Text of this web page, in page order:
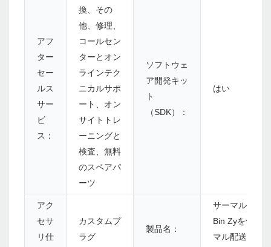
アフ
ター
セー
ルス
サー
ビ
ス：
換、その
他、修理、
コールセン
ターとオン
ラインテク
ニカルサポ
ート、オン
サイトトレ
ーニングと
検査、無料
のスペアパ
ーツ
ソフトウェ
ア開発キッ
ト
（SDK）：
はい
アク
セサ
リ仕
カスタムプ
ラグ
製品名：
サーマル4x6
Bin Zyを備え
マル配送ラベ